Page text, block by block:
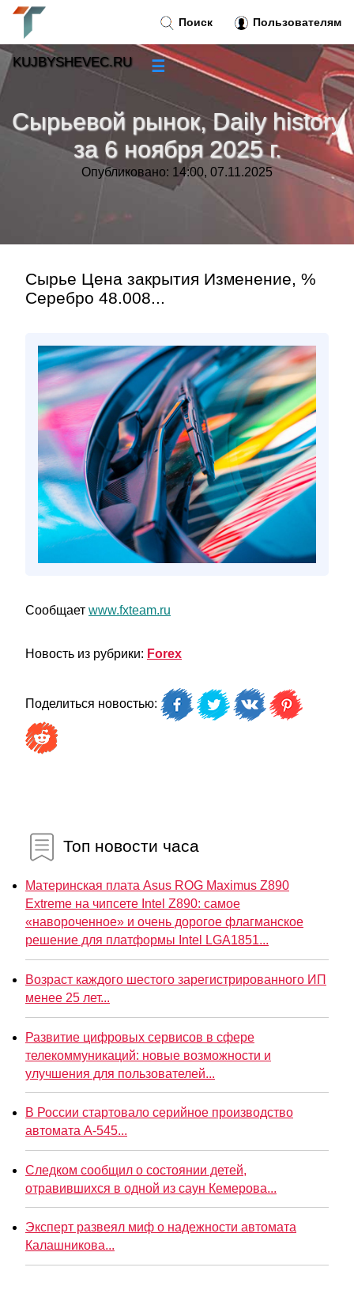
Сырьевой рынок, Daily history
за 6 ноября 2025 г.
Опубликовано: 14:00, 07.11.2025
Сырье Цена закрытия Изменение, %
Серебро 48.008...
Сообщает www.fxteam.ru
Новость из рубрики: Forex
Поделиться новостью:
Топ новости часа
Материнская плата Asus ROG Maximus Z890
Extreme на чипсете Intel Z890: самое
«навороченное» и очень дорогое флагманское
решение для платформы Intel LGA1851...
Возраст каждого шестого зарегистрированного ИП
менее 25 лет...
Развитие цифровых сервисов в сфере
телекоммуникаций: новые возможности и
улучшения для пользователей...
В России стартовало серийное производство
автомата А-545...
Следком сообщил о состоянии детей,
отравившихся в одной из саун Кемерова...
Эксперт развеял миф о надежности автомата
Калашникова...
Поиск Пользователям
KUJBYSHEVEC.RU ☰
»
Тренды новостей »
»
Контакт»